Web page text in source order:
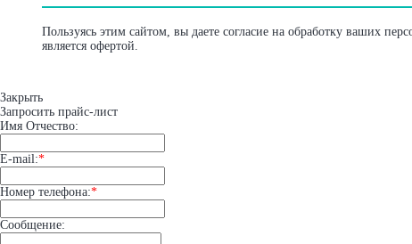
Пользуясь этим сайтом, вы даете согласие на обработку ваших
является офертой.
Закрыть
Запросить прайс-лист
Имя Отчество:
E-mail:*
Номер телефона:*
Сообщение: